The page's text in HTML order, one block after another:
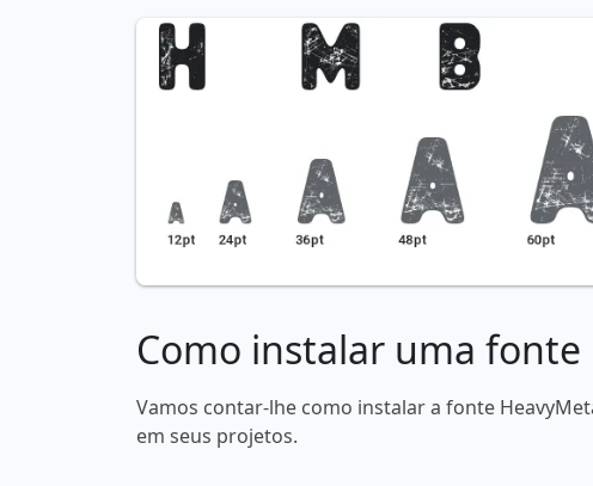
Como instalar uma fonte
Vamos contar-lhe como instalar a fonte
em seus projetos.